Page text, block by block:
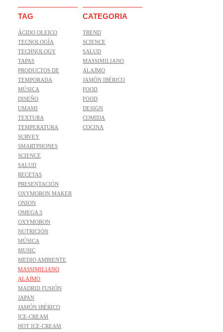
TAG
ÁCIDO OLEICO
TECNOLOGÍA
TECHNOLOGY
TAPAS
PRODUCTOS DE
TEMPORADA
MÚSICA
DISEÑO
UMAMI
TEXTURA
TEMPERATURA
SURVEY
SMARTPHONES
SCIENCE
SALUD
RECETAS
PRESENTACIÓN
OXYMORON MAKER
ONION
OMEGA 3
OXYMORON
NUTRICIÓN
MÚSICA
MUSIC
MEDIO AMBIENTE
MASSIMILIANO
ALAJMO
MADRID FUSIÓN
JAPAN
JAMÓN IBÉRICO
ICE-CREAM
HOT ICE-CREAM
CATEGORIA
TREND
SCIENCE
SALUD
MASSIMILIANO
ALAJMO
JAMÓN IBÉRICO
FOOD
FOOD
DESIGN
COMIDA
COCINA